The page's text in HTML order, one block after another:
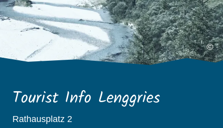
©
Tourist Info Lenggries
Rathausplatz 2